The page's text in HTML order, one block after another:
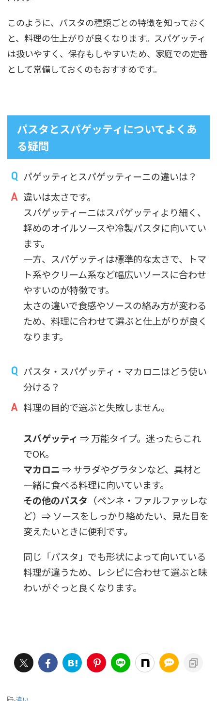
このように、パスタの種類ごとの特徴を知っておく
と、料理の仕上がりが良くなります。スパゲッティ
は扱いやすく、保存もしやすいため、家庭での定番
として常備しておくのもおすすめです。
パスタとスパゲッティについてよくあ
る疑問
パゲッティとスパゲッティーニの違いは？
違いは太さです。
スパゲッティーニはスパゲッティより細く、
軽めのオイルソースや冷製パスタに向いてい
ます。
一方、スパゲッティは標準的な太さで、トマ
ト系やクリーム系など幅広いソースに合わせ
やすいのが特徴です。
太さの違いで食感やソースの絡み方が変わる
ため、料理に合わせて選ぶと仕上がりが良く
なります。
パスタ・スパゲッティ・マカロニはどう使い
分ける？
料理の目的で選ぶと失敗しません。
スパゲッティ ⇒ 万能タイプ。迷ったらこれ
でOK。
マカロニ ⇒ サラダやグラタンなど、具材と
一緒に食べる料理に向いています。
その他のパスタ （ペンネ・ファルファッレな
ど）⇒ ソースをしっかり絡めたい、見た目を
変えたいときに便利です。
同じ「パスタ」でも形状によって向いている
料理が違うため、レシピに合わせて選ぶと味
わいがぐっと良くなります。
-違い